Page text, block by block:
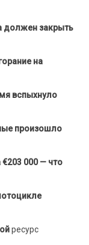
должен закрыть
на
вспыхнуло
произошло
000 — что
ресурс